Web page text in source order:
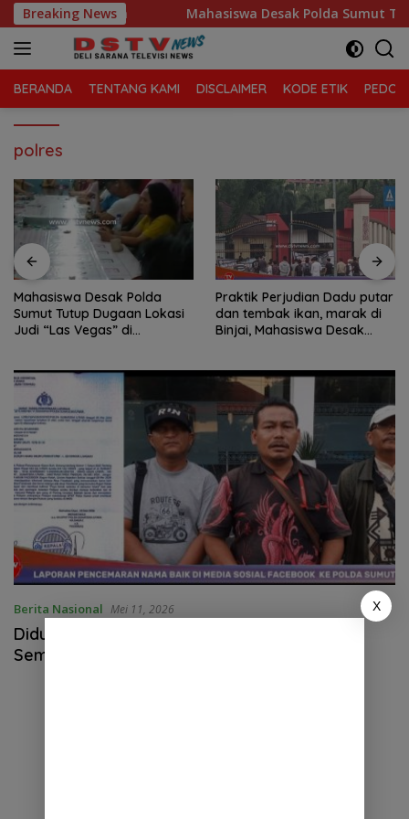
Langsung
ke
konten
Breaking News
Kelola Sampah Mahasiswa Desak Polda Sumut
BERANDA TENTANG KAMI DISCLAIMER KODE ETIK
polres
Mahasiswa Desak Polda
Sumut Tutup Dugaan Lokasi
Judi “Las Vegas” di
Praktik Perjudian Dadu putar
dan tembak ikan, marak di
Binjai, Mahasiswa Desak
Berita Nasional Mei 11, 2026
Diduga Dicemarkan di Media Sosial, Arihta
Sembiring Laporkan Akun Facebook ke
X